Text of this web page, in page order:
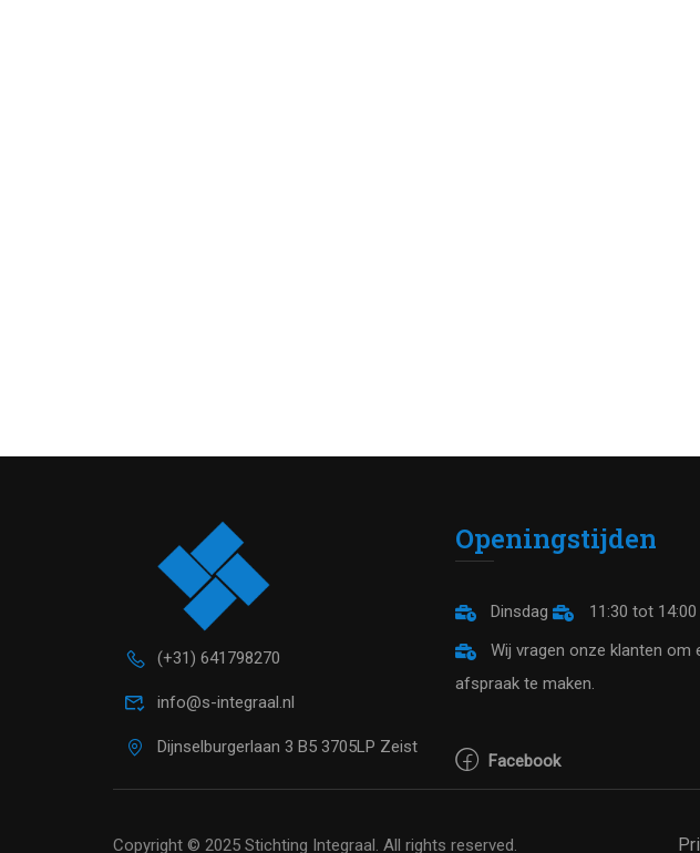
(+31) 641798270
info@s-integraal.nl
Dijnselburgerlaan 3 B5 3705LP Zeist
Openingstijden
Dinsdag
11:30 tot
Wij vragen onze klanten om
afspraak te maken.
Facebook
Copyright © 2025 Stichting Integraal. All rights reserved.